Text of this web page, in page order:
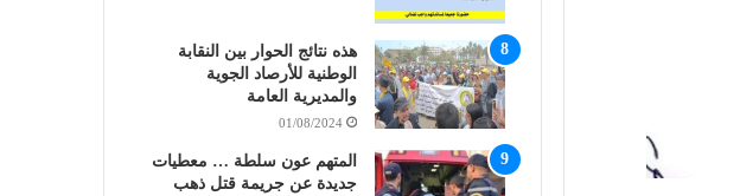
هذه نتائج الحوار بين النقابة
الوطنية للأرصاد الجوية
والمديرية العامة
01/08/2024
المتهم عون سلطة … معطيات
جديدة عن جريمة قتل ذهب